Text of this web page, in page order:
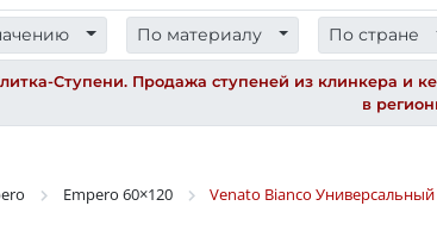
По материалу По стране
Ступени. Продажа ступеней из клинкера и
в
Empero 60×120 Venato Bianco